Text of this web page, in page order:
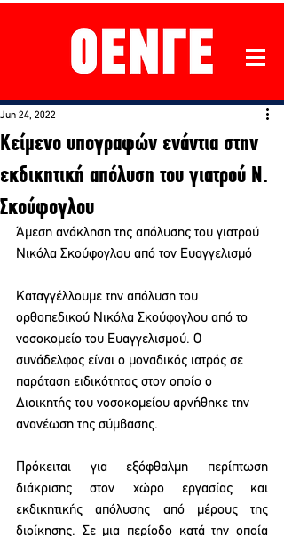
Κείμενο υπογραφών ενάντια στην
εκδικητική απόλυση του γιατρού Ν.
Σκούφογλου
Jun 24, 2022
Άμεση ανάκληση της απόλυσης του γιατρού
Νικόλα Σκούφογλου από τον Ευαγγελισμό
Καταγγέλλουμε την απόλυση του
ορθοπεδικού Νικόλα Σκούφογλου από το
νοσοκομείο του Ευαγγελισμού. Ο
συνάδελφος είναι ο μοναδικός ιατρός σε
παράταση ειδικότητας στον οποίο ο
Διοικητής του νοσοκομείου αρνήθηκε την
ανανέωση της σύμβασης.
Πρόκειται για εξόφθαλμη περίπτωση
διάκρισης στον χώρο εργασίας και
εκδικητικής απόλυσης από μέρους της
διοίκησης. Σε μια περίοδο κατά την οποία